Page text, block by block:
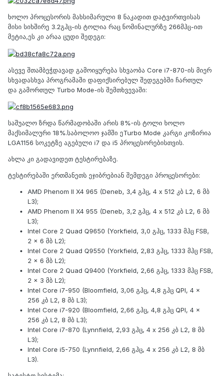
ხოლო პროცესორის მახსიმარული 8 ნაკადით დატვირთვისას
მისი სიხშირე 3.2გჰც-ის ტოლია რაც ნომინალურზე 266მჰც-ით
მეტია,ეს კი არაა ცუდი შედეგი:
ასევე შთამბეჭდავად გამოიყურება სხვაობა Core i7-870-ის მიერ
სხვადასხვა პროგრამაში დაფიქსირებულ შედეგებში ჩართულ
და გამორთულ Turbo Mode-ის შემთხვევაში:
საშუალო ზრდა წარმადობაში არის 8%-ის ტოლი ხოლო
მაქსიმალური 18%.საბოლოო ჯამში ეTurbo Mode კარგი კოზირია
LGA1156 სოკეტზე აგებული i7 და i5 პროცესორებისთვის.
ახლა კი გადავიდეთ ტესტირებაზე.
ტესტირებაში ერთმანეთს ეჯიბრებიან შემდეგი პროცესორები:
AMD Phenom II X4 965 (Deneb, 3,4 გჰც, 4 x 512 კბ L2, 6 მბ
L3);
AMD Phenom II X4 955 (Deneb, 3,2 გჰც, 4 x 512 კბ L2, 6 მბ
L3);
Intel Core 2 Quad Q9650 (Yorkfield, 3,0 გჰც, 1333 მჰც FSB,
2 x 6 მბ L2);
Intel Core 2 Quad Q9550 (Yorkfield, 2,83 გჰც, 1333 მჰც FSB,
2 x 6 მბ L2);
Intel Core 2 Quad Q9400 (Yorkfield, 2,66 გჰც, 1333 მჰც FSB,
2 x 3 მბ L2);
Intel Core i7-950 (Bloomfield, 3,06 გჰც, 4,8 გჰც QPI, 4 x
256 კბ L2, 8 მბ L3);
Intel Core i7-920 (Bloomfield, 2,66 გჰც, 4,8 გჰც QPI, 4 x
256 კბ L2, 8 მბ L3);
Intel Core i7-870 (Lynnfield, 2,93 გჰც, 4 x 256 კბ L2, 8 მბ
L3);
Intel Core i5-750 (Lynnfield, 2,66 გჰც, 4 x 256 კბ L2, 8 მბ
L3).